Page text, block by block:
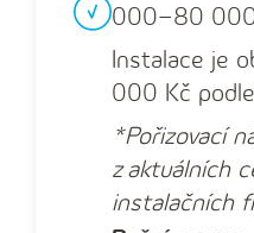
000–80
Instalace je
000 Kč
*Pořizovací
z aktuálních
instalačních